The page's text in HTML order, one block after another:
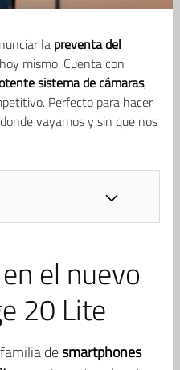
la preventa del
mismo. Cuenta con
sistema de cámaras,
Perfecto para hacer
vayamos y sin que nos
el nuevo
20 Lite
desmartphones